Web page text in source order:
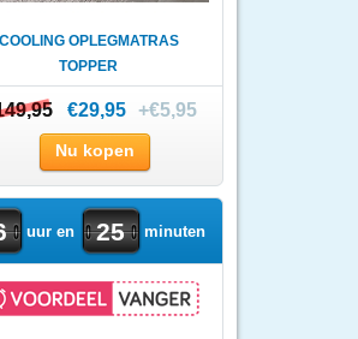
COOLING OPLEGMATRAS
TOPPER
€29,95 +€5,95
Nu kopen
uur en 25 minuten